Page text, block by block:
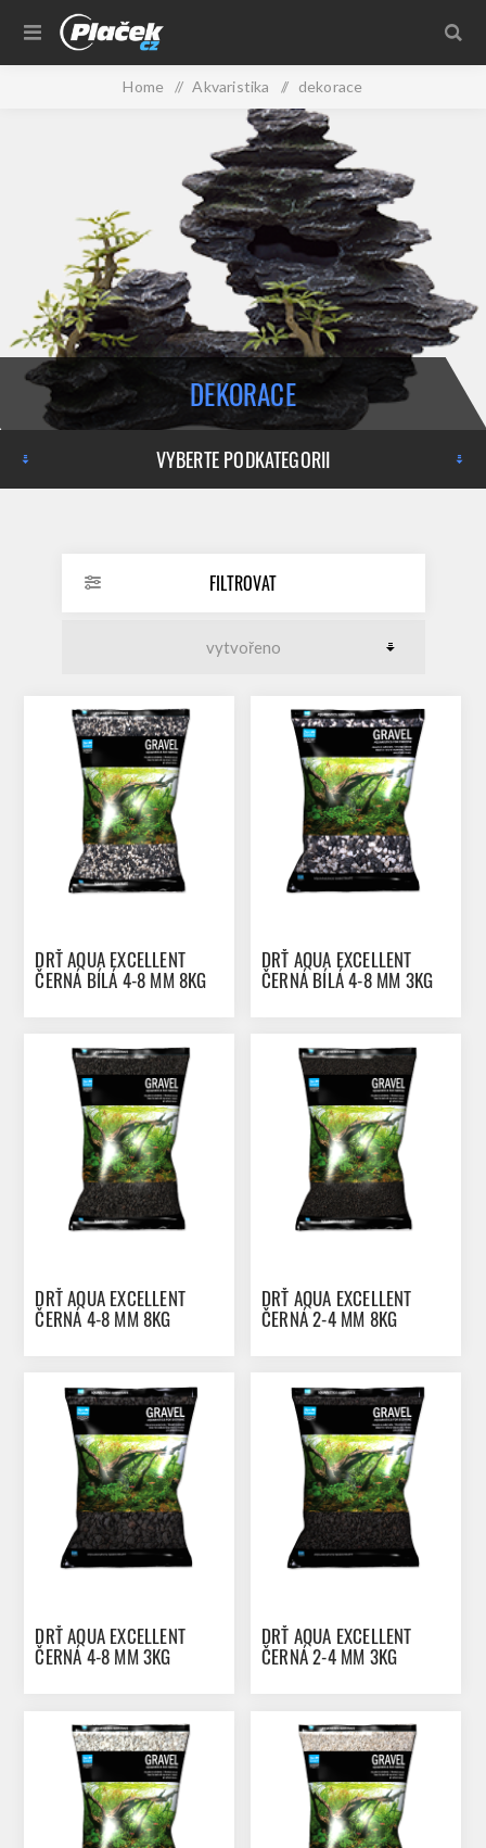
Home / Akvaristika / dekorace
DEKORACE
VYBERTE PODKATEGORII
FILTROVAT
DRŤ AQUA EXCELLENT
ČERNÁ BÍLÁ 4-8 MM 8KG
DRŤ AQUA EXCELLENT
ČERNÁ BÍLÁ 4-8 MM 3KG
DRŤ AQUA EXCELLENT
ČERNÁ 4-8 MM 8KG
DRŤ AQUA EXCELLENT
ČERNÁ 2-4 MM 8KG
DRŤ AQUA EXCELLENT
ČERNÁ 4-8 MM 3KG
DRŤ AQUA EXCELLENT
ČERNÁ 2-4 MM 3KG